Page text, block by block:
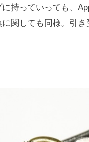
持っていっても、
関しても同様。引